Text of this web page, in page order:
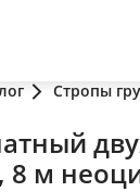
Стропы
8 м